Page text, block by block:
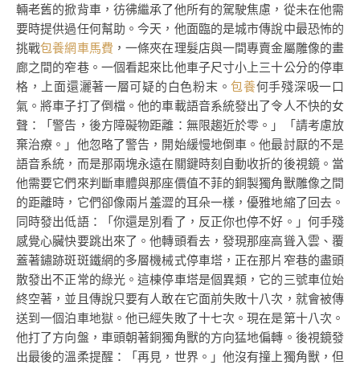
輛老舊的掀背車，彷彿繼承了他所有的駕駛焦慮，從未在他需
要時提供過任何幫助。今天，他面臨的是城市傳說中最恐怖的
挑戰包養網車馬費 ，一條夾在理髮店與一間專賣金屬雕像的畫
廊之間的窄巷。一個看起來比他車子尺寸小上三十公分的停車
格，上面還灑著一層可疑的白色粉末。包養何手殘深吸一口
氣。將車子打了倒檔。他的車載語音系統發出了令人不快的女
聲：「警告，後方障礙物距離：無限趨近於零。」「請考慮放
棄治療。」他忽略了警告，開始緩慢地倒車。他最討厭的不是
語音系統，而是那兩塊永遠在關鍵時刻自動收折的後視鏡。當
他需要它們來判斷車體與那座價值不菲的銅製獨角獸雕像之間
的距離時，它們卻像兩片羞澀的耳朵一樣，優雅地縮了回去。
同時發出低語：「你還是別看了，反正你也停不好。」何手殘
感覺心臟快要跳出來了。他轉頭看去，發現那座高聳入雲、覆
蓋著鏽跡斑斑鐵網的多層機械式停車塔，正在那片窄巷的盡頭
散發出不正常的綠光。這棟停車塔是個異類，它的三號車位始
終空著，並且傳說只要有人敢在它面前失敗十八次，就會被傳
送到一個泊車地獄。他已經失敗了十七次。現在是第十八次。
他打了方向盤，車頭朝著銅獨角獸的方向猛地偏轉。後視鏡發
出最後的溫柔提醒：「再見，世界。」他沒有撞上獨角獸，但